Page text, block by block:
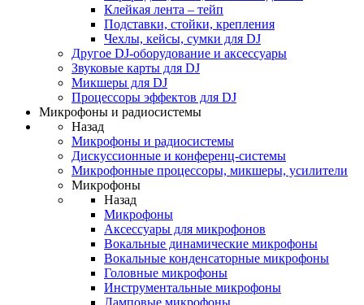
Клейкая лента – тейп
Подставки, стойки, крепления
Чехлы, кейсы, сумки для DJ
Другое DJ-оборудование и аксессуары
Звуковые карты для DJ
Микшеры для DJ
Процессоры эффектов для DJ
Микрофоны и радиосистемы
Назад
Микрофоны и радиосистемы
Дискуссионные и конференц-системы
Микрофонные процессоры, микшеры, усилители
Микрофоны
Назад
Микрофоны
Аксессуары для микрофонов
Вокальные динамические микрофоны
Вокальные конденсаторные микрофоны
Головные микрофоны
Инструментальные микрофоны
Ламповые микрофоны